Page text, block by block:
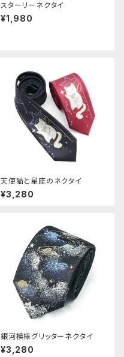
スターリーネクタイ
¥1,980
天使猫と星座のネクタイ
¥3,280
銀河模様グリッターネクタイ
¥3,280